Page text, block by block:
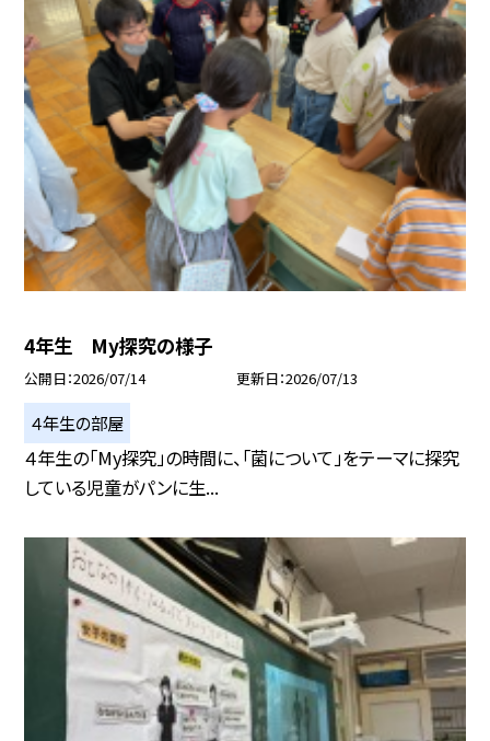
4年生 My探究の様子
公開日 2026/07/14 更新日 2026/07/13
４年生の部屋
４年生の「My探究」の時間に、「菌について」をテーマに探究
している児童がパンに生...